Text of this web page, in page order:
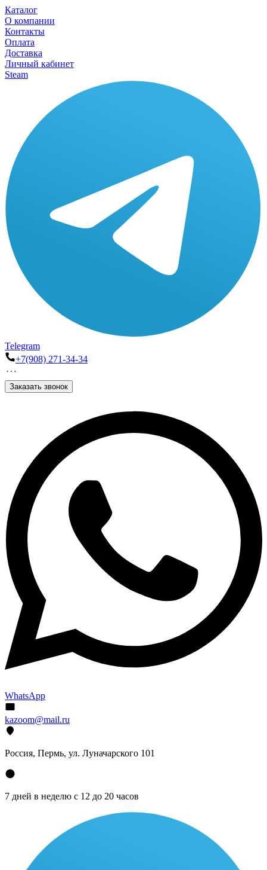
Каталог
О компании
Контакты
Оплата
Доставка
Личный кабинет
Steam
Telegram
+7(908) 271-34-34
Заказать звонок
WhatsApp
kazoom@mail.ru
Россия, Пермь, ул. Луначарского 101
7 дней в неделю с 12 до 20 часов